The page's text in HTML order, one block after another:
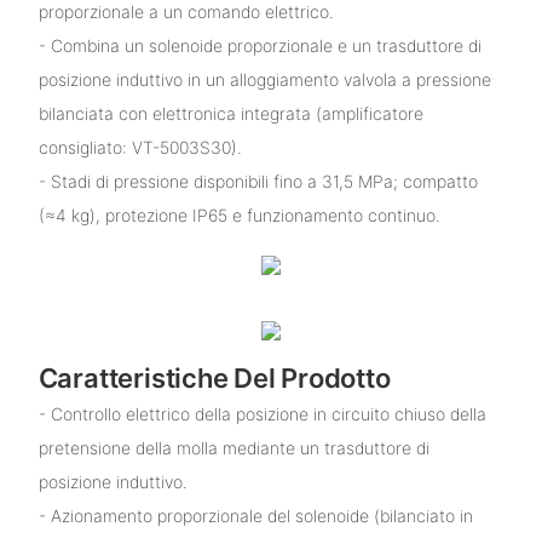
proporzionale a un comando elettrico.
- Combina un solenoide proporzionale e un trasduttore di
posizione induttivo in un alloggiamento valvola a pressione
bilanciata con elettronica integrata (amplificatore
consigliato: VT-5003S30).
- Stadi di pressione disponibili fino a 31,5 MPa; compatto
(≈4 kg), protezione IP65 e funzionamento continuo.
Caratteristiche Del Prodotto
- Controllo elettrico della posizione in circuito chiuso della
pretensione della molla mediante un trasduttore di
posizione induttivo.
- Azionamento proporzionale del solenoide (bilanciato in